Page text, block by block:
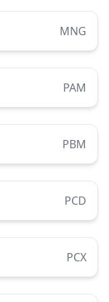
MNG
PAM
PBM
PCD
PCX